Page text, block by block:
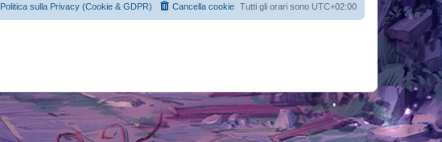
Tutti gli orari sono UTC+02:00
Cancella cookie
Politica sulla Privacy (Cookie & GDPR)